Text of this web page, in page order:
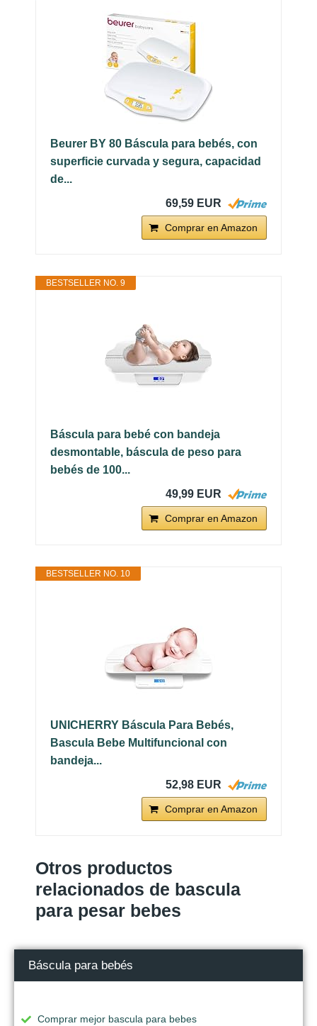
Beurer BY 80 Báscula para bebés, con
superficie curvada y segura, capacidad
de...
69,59 EUR
Comprar en Amazon
BESTSELLER NO. 9
Báscula para bebé con bandeja
desmontable, báscula de peso para
bebés de 100...
49,99 EUR
Comprar en Amazon
BESTSELLER NO. 10
UNICHERRY Báscula Para Bebés,
Bascula Bebe Multifuncional con
bandeja...
52,98 EUR
Comprar en Amazon
Otros productos
relacionados de bascula
para pesar bebes
Báscula para bebés
Comprar mejor bascula para bebes